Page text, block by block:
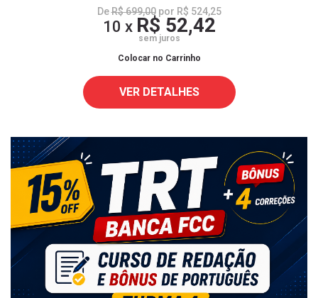
DeR$ 699,00por R$ 524,25
10 x R$ 52,42
sem juros
Colocar no Carrinho
VER DETALHES